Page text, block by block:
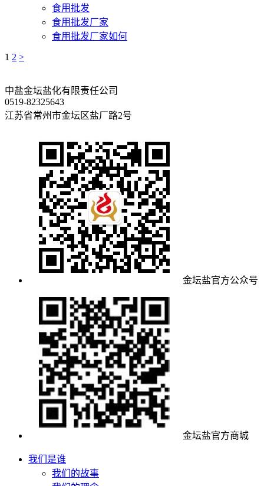
食用批发
食用批发厂家
食用批发厂家如何
1 2 >
中盐金坛盐化有限责任公司
0519-82325643
江苏省常州市金坛区盐厂路2号
金坛盐官方公众号
金坛盐官方商城
我们是谁
我们的故事